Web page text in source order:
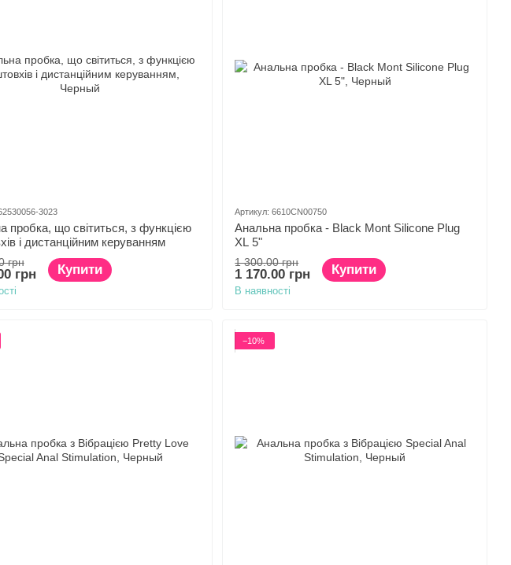
3023
пробка, що світиться, з функцією
і дистанційним керуванням
грн
грн Купити
Артикул: 6610CN00750
Анальна пробка - Black Mont Silicone Plug
XL 5"
1 300.00 грн
1 170.00 грн Купити
В наявності
−10%